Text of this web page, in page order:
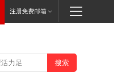
注册免费邮箱